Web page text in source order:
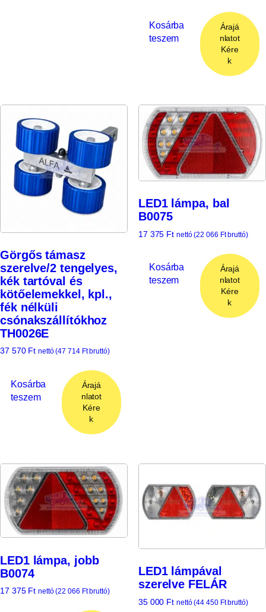
Kosárba
teszem
Árajá
nlatot
Kére
k
Görgős támasz
szerelve/2 tengelyes,
kék tartóval és
kötőelemekkel, kpl.,
fék nélküli
csónakszállítókhoz
TH0026E
37 570 Ft nettó (47 714 Ftbruttó)
Kosárba
teszem
Árajá
nlatot
Kére
k
LED1 lámpa, bal
B0075
17 375 Ft nettó (22 066 Ftbruttó)
Kosárba
teszem
Árajá
nlatot
Kére
k
LED1 lámpa, jobb
B0074
17 375 Ft nettó (22 066 Ftbruttó)
LED1 lámpával
szerelve FELÁR
35 000 Ft nettó (44 450 Ftbruttó)